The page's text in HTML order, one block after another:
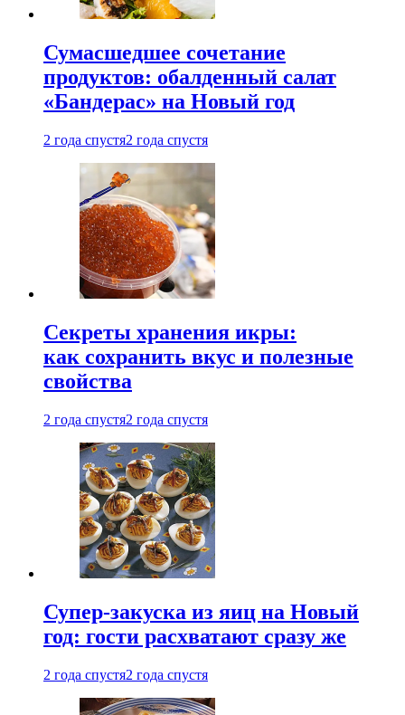
Сумасшедшее сочетание
продуктов: обалденный салат
«Бандерас» на Новый год
2 года спустя2 года спустя
Секреты хранения икры:
как сохранить вкус и полезные
свойства
2 года спустя2 года спустя
Супер-закуска из яиц на Новый
год: гости расхватают сразу же
2 года спустя2 года спустя